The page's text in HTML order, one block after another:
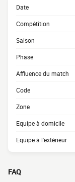
Date
Compétition
Saison
Phase
Affluence du match
Code
Zone
Equipe à domicile
Equipe à l'extérieur
FAQ